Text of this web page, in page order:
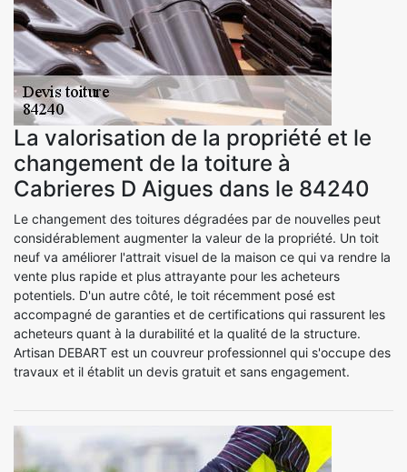
La valorisation de la propriété et le
changement de la toiture à
Cabrieres D Aigues dans le 84240
Le changement des toitures dégradées par de nouvelles peut
considérablement augmenter la valeur de la propriété. Un toit
neuf va améliorer l'attrait visuel de la maison ce qui va rendre la
vente plus rapide et plus attrayante pour les acheteurs
potentiels. D'un autre côté, le toit récemment posé est
accompagné de garanties et de certifications qui rassurent les
acheteurs quant à la durabilité et la qualité de la structure.
Artisan DEBART est un couvreur professionnel qui s'occupe des
travaux et il établit un devis gratuit et sans engagement.